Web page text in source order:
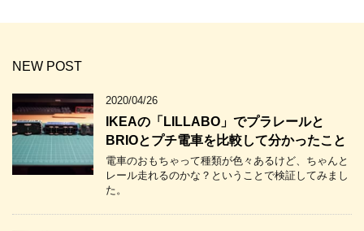
NEW POST
2020/04/26
IKEAの「LILLABO」でプラレールと
BRIOとプチ電車を比較して分かったこと
電車のおもちゃって種類が色々あるけど、ちゃんと
レール走れるのかな？ということで検証してみまし
た。